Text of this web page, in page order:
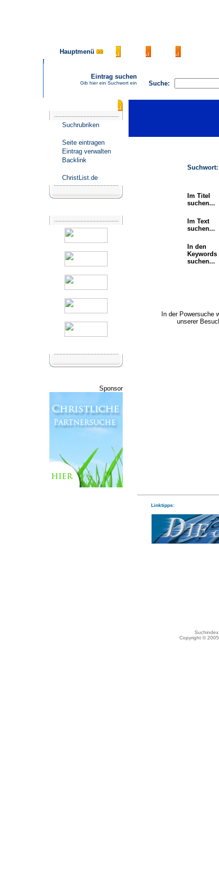
Hauptmenü
Suche:
Eintrag suchen
Gib hier ein Suchwort ein
Suchrubriken
Seite eintragen
Eintrag verwalten
Backlink
ChristList.de
Sponsor
Suchwort:
Im Titel
suchen...
Im Text
suchen...
In den
Keywords
suchen...
In der Powersuche
unserer
Linktipps:
Copyright ©